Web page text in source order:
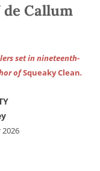
de Callum
set in nineteenth-
ofSqueaky Clean.